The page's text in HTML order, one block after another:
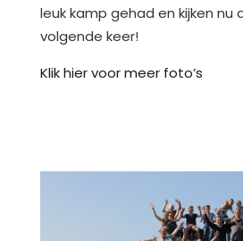
leuk kamp gehad en kijken nu
volgende keer!
Klik hier voor meer foto’s